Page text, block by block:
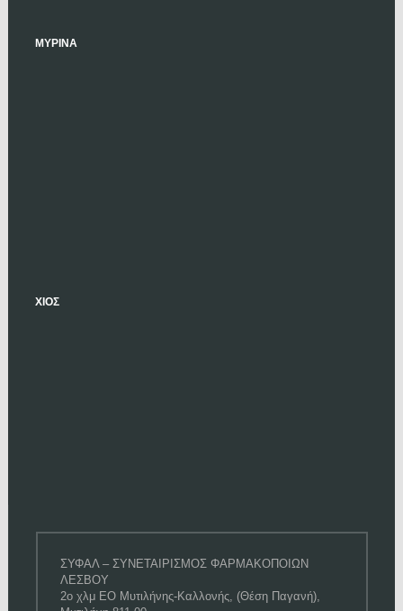
ΜΥΡΙΝΑ
ΧΙΟΣ
ΣΥΦΑΛ – ΣΥΝΕΤΑΙΡΙΣΜΟΣ ΦΑΡΜΑΚΟΠΟΙΩΝ
ΛΕΣΒΟΥ
2ο χλμ ΕΟ Μυτιλήνης-Καλλονής, (Θέση Παγανή),